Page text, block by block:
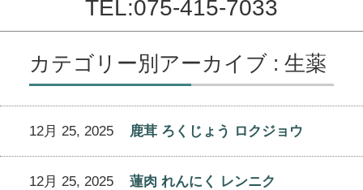
TEL:075-415-7033
カテゴリー別アーカイブ : 生薬
12月 25, 2025 鹿茸 ろくじょう ロクジョウ
12月 25, 2025 蓮肉 れんにく レンニク